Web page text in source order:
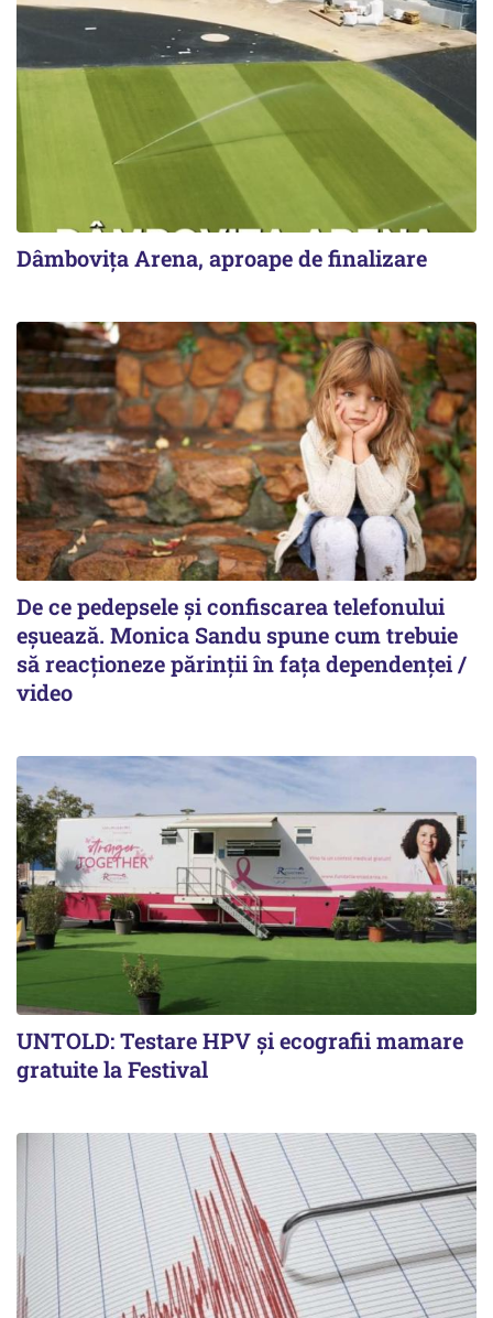
Dâmbovița Arena, aproape de finalizare
De ce pedepsele și confiscarea telefonului
eșuează. Monica Sandu spune cum trebuie
să reacționeze părinții în fața dependenței /
video
UNTOLD: Testare HPV și ecografii mamare
gratuite la Festival